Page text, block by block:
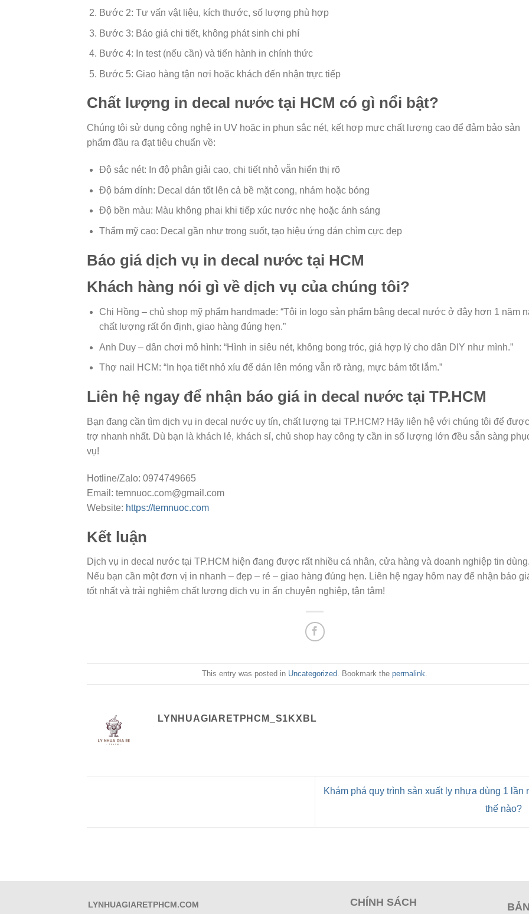
Bước 2: Tư vấn vật liệu, kích thước, số lượng phù hợp
Bước 3: Báo giá chi tiết, không phát sinh chi phí
Bước 4: In test (nếu cần) và tiến hành in chính thức
Bước 5: Giao hàng tận nơi hoặc khách đến nhận trực tiếp
Chất lượng in decal nước tại HCM có gì nổi bật?
Chúng tôi sử dụng công nghệ in UV hoặc in phun sắc nét, kết hợp mực chất lượng cao để đảm bảo sản
phẩm đầu ra đạt tiêu chuẩn về:
Độ sắc nét: In độ phân giải cao, chi tiết nhỏ vẫn hiển thị rõ
Độ bám dính: Decal dán tốt lên cả bề mặt cong, nhám hoặc bóng
Độ bền màu: Màu không phai khi tiếp xúc nước nhẹ hoặc ánh sáng
Thẩm mỹ cao: Decal gần như trong suốt, tạo hiệu ứng dán chìm cực đẹp
Báo giá dịch vụ in decal nước tại HCM
Khách hàng nói gì về dịch vụ của chúng tôi?
Chị Hồng – chủ shop mỹ phẩm handmade: “Tôi in logo sản phẩm bằng decal nước ở đây hơn 1 năm
chất lượng rất ổn định, giao hàng đúng hẹn.”
Anh Duy – dân chơi mô hình: “Hình in siêu nét, không bong tróc, giá hợp lý cho dân DIY như mình.”
Thợ nail HCM: “In họa tiết nhỏ xíu để dán lên móng vẫn rõ ràng, mực bám tốt lắm.”
Liên hệ ngay để nhận báo giá in decal nước tại TP.HCM
Bạn đang cần tìm dịch vụ in decal nước uy tín, chất lượng tại TP.HCM? Hãy liên hệ với chúng tôi để
trợ nhanh nhất. Dù bạn là khách lẻ, khách sỉ, chủ shop hay công ty cần in số lượng lớn đều sẵn sàng
vụ!
Hotline/Zalo: 0974749665
Email: temnuoc.com@gmail.com
Website: https://temnuoc.com
Kết luận
Dịch vụ in decal nước tại TP.HCM hiện đang được rất nhiều cá nhân, cửa hàng và doanh nghiệp tin
Nếu bạn cần một đơn vị in nhanh – đẹp – rẻ – giao hàng đúng hẹn. Liên hệ ngay hôm nay để nhận báo
tốt nhất và trải nghiệm chất lượng dịch vụ in ấn chuyên nghiệp, tận tâm!
This entry was posted in Uncategorized . Bookmark thepermalink
LYNHUAGIARETPHCM_S1KXBL
Khám phá quy trình sản xuất ly nhựa dùng 1 lần
thế nào?
LYNHUAGIARETPHCM.COM CHÍNH SÁCH